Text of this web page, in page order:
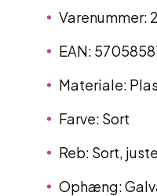
Varenummer:
EAN:
Materiale:
Farve: Sort
Reb: Sort,
Ophæng: